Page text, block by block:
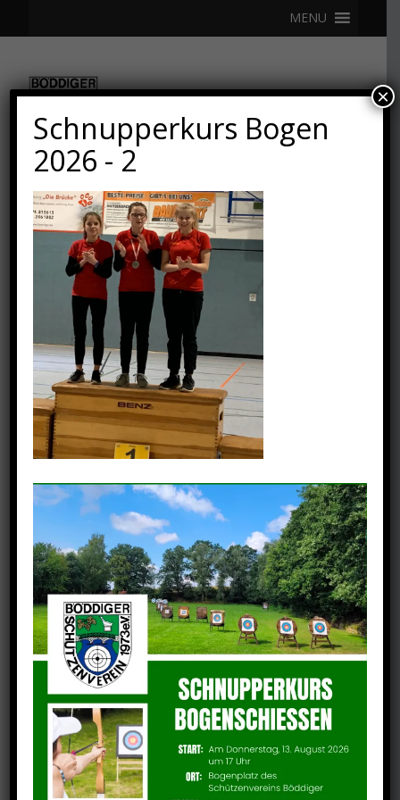
MENU
IMG-20200127-WA0005
Dorith Landesfeind
Schnupperkurs Bogen
2026 - 2
×